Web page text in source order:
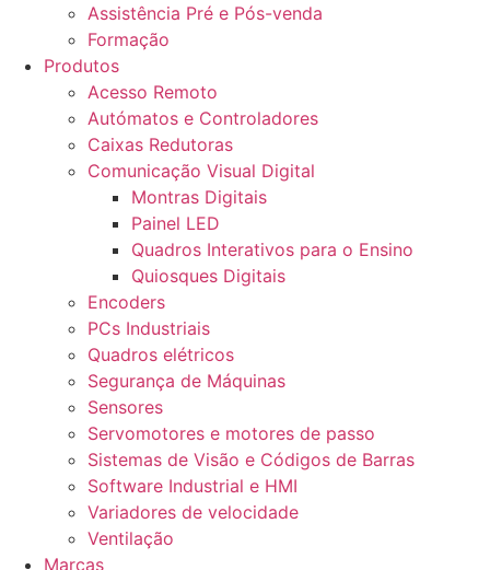
Assistência Pré e Pós-venda
Formação
Produtos
Acesso Remoto
Autómatos e Controladores
Caixas Redutoras
Comunicação Visual Digital
Montras Digitais
Painel LED
Quadros Interativos para o Ensino
Quiosques Digitais
Encoders
PCs Industriais
Quadros elétricos
Segurança de Máquinas
Sensores
Servomotores e motores de passo
Sistemas de Visão e Códigos de Barras
Software Industrial e HMI
Variadores de velocidade
Ventilação
Marcas